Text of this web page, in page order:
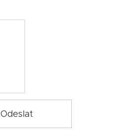
Odeslat